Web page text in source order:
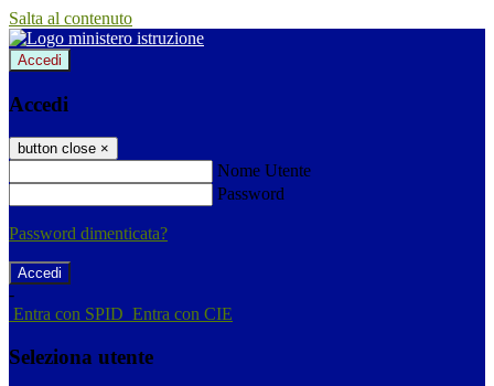
Salta al contenuto
Accedi
Accedi
button close ×
Nome Utente
Password
Password dimenticata?
-
Entra con SPID Entra con CIE
Seleziona utente